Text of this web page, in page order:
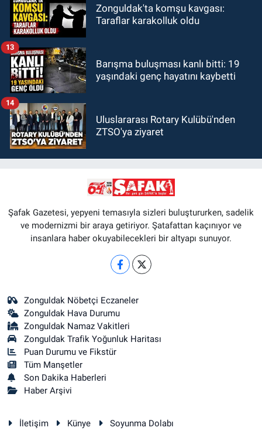
Zonguldak'ta komşu kavgası:
Taraflar karakolluk oldu
Barışma buluşması kanlı bitti: 19
yaşındaki genç hayatını kaybetti
13
Uluslararası Rotary Kulübü'nden
ZTSO'ya ziyaret
14
Şafak Gazetesi, yepyeni temasıyla sizleri buluştururken, sadelik
ve modernizmi bir araya getiriyor. Şatafattan kaçınıyor ve
insanlara haber okuyabilecekleri bir altyapı sunuyor.
Zonguldak Nöbetçi Eczaneler
Zonguldak Hava Durumu
Zonguldak Namaz Vakitleri
Zonguldak Trafik Yoğunluk Haritası
Puan Durumu ve Fikstür
Tüm Manşetler
Son Dakika Haberleri
Haber Arşivi
İletişim Künye
Soyunma Dolabı